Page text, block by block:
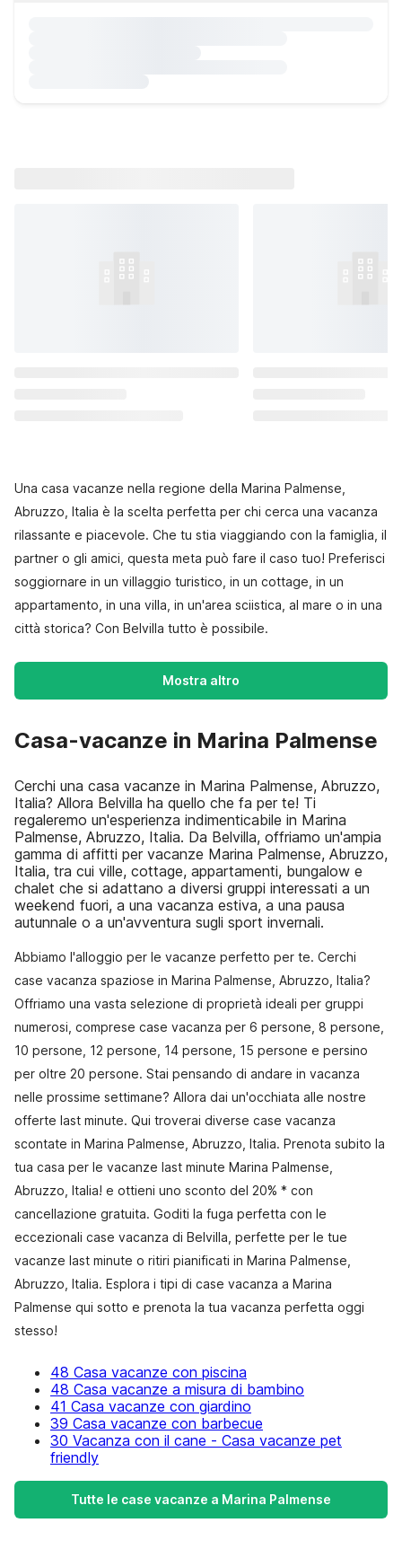
Una casa vacanze nella regione della Marina Palmense,
Abruzzo, Italia è la scelta perfetta per chi cerca una vacanza
rilassante e piacevole. Che tu stia viaggiando con la famiglia, il
partner o gli amici, questa meta può fare il caso tuo! Preferisci
soggiornare in un villaggio turistico, in un cottage, in un
appartamento, in una villa, in un'area sciistica, al mare o in una
città storica? Con Belvilla tutto è possibile.
Mostra altro
Casa-vacanze in Marina Palmense
Cerchi una casa vacanze in Marina Palmense, Abruzzo,
Italia? Allora Belvilla ha quello che fa per te! Ti
regaleremo un'esperienza indimenticabile in Marina
Palmense, Abruzzo, Italia. Da Belvilla, offriamo un'ampia
gamma di affitti per vacanze Marina Palmense, Abruzzo,
Italia, tra cui ville, cottage, appartamenti, bungalow e
chalet che si adattano a diversi gruppi interessati a un
weekend fuori, a una vacanza estiva, a una pausa
autunnale o a un'avventura sugli sport invernali.
Abbiamo l'alloggio per le vacanze perfetto per te. Cerchi
case vacanza spaziose in Marina Palmense, Abruzzo, Italia?
Offriamo una vasta selezione di proprietà ideali per gruppi
numerosi, comprese case vacanza per 6 persone, 8 persone,
10 persone, 12 persone, 14 persone, 15 persone e persino
per oltre 20 persone. Stai pensando di andare in vacanza
nelle prossime settimane? Allora dai un'occhiata alle nostre
offerte last minute. Qui troverai diverse case vacanza
scontate in Marina Palmense, Abruzzo, Italia. Prenota subito la
tua casa per le vacanze last minute Marina Palmense,
Abruzzo, Italia! e ottieni uno sconto del 20% * con
cancellazione gratuita. Goditi la fuga perfetta con le
eccezionali case vacanza di Belvilla, perfette per le tue
vacanze last minute o ritiri pianificati in Marina Palmense,
Abruzzo, Italia. Esplora i tipi di case vacanza a Marina
Palmense qui sotto e prenota la tua vacanza perfetta oggi
stesso!
48 Casa vacanze con piscina
48 Casa vacanze a misura di bambino
41 Casa vacanze con giardino
39 Casa vacanze con barbecue
30 Vacanza con il cane - Casa vacanze pet
friendly
Tutte le case vacanze a Marina Palmense